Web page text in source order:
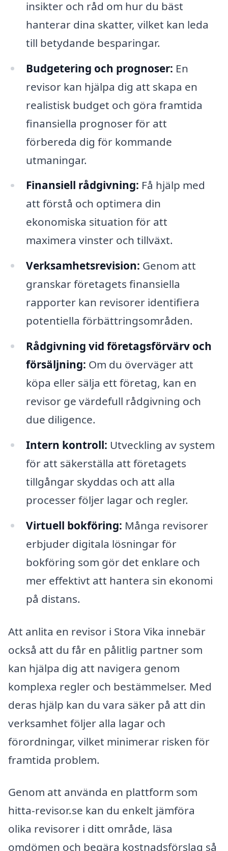
insikter och råd om hur du bäst
hanterar dina skatter, vilket kan leda
till betydande besparingar.
Budgetering och prognoser: En
revisor kan hjälpa dig att skapa en
realistisk budget och göra framtida
finansiella prognoser för att
förbereda dig för kommande
utmaningar.
Finansiell rådgivning: Få hjälp med
att förstå och optimera din
ekonomiska situation för att
maximera vinster och tillväxt.
Verksamhetsrevision: Genom att
granskar företagets finansiella
rapporter kan revisorer identifiera
potentiella förbättringsområden.
Rådgivning vid företagsförvärv och
försäljning: Om du överväger att
köpa eller sälja ett företag, kan en
revisor ge värdefull rådgivning och
due diligence.
Intern kontroll: Utveckling av system
för att säkerställa att företagets
tillgångar skyddas och att alla
processer följer lagar och regler.
Virtuell bokföring: Många revisorer
erbjuder digitala lösningar för
bokföring som gör det enklare och
mer effektivt att hantera sin ekonomi
på distans.
Att anlita en revisor i Stora Vika innebär
också att du får en pålitlig partner som
kan hjälpa dig att navigera genom
komplexa regler och bestämmelser. Med
deras hjälp kan du vara säker på att din
verksamhet följer alla lagar och
förordningar, vilket minimerar risken för
framtida problem.
Genom att använda en plattform som
hitta-revisor.se kan du enkelt jämföra
olika revisorer i ditt område, läsa
omdömen och begära kostnadsförslag så